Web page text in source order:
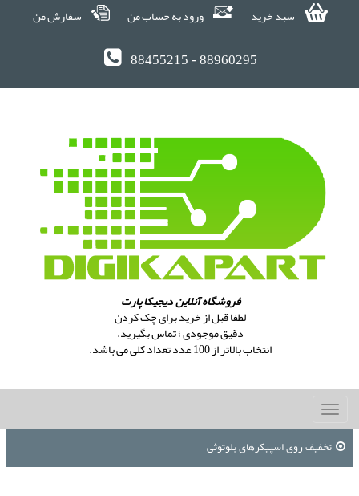
سبد خرید ورود به حساب من سفارش من
88455215 - 88960295
فروشگاه آنلاین دیجیکا پارت
لطفا قبل از خرید برای چک کردن
دقیق موجودی ؛ تماس بگیرید.
انتخاب بالاتر از 100 عدد تعداد کلی می باشد.
Toggle
navigation
تخفیف روی اسپیکرهای بلوتوثی